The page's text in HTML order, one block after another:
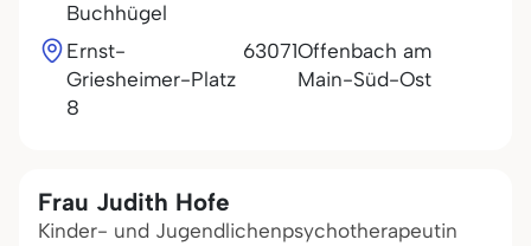
Buchhügel
Ernst-
Griesheimer-Platz
8
63071Offenbach am
Main-Süd-Ost
Frau Judith Hofe
Kinder- und Jugendlichenpsychotherapeutin